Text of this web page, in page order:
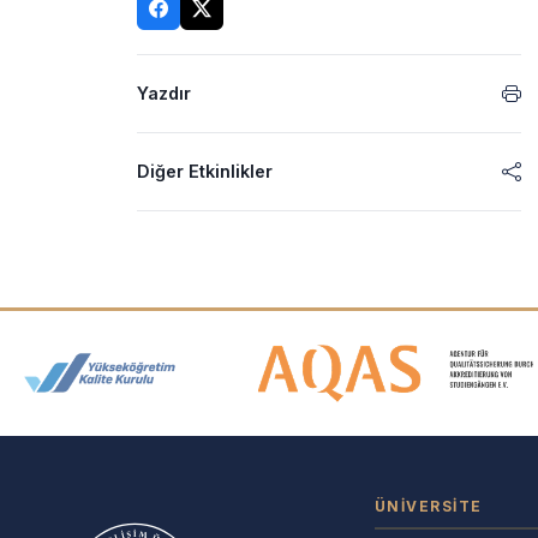
Yazdır
Diğer Etkinlikler
Akreditasyon ve Üyelik
ÜNIVERSITE